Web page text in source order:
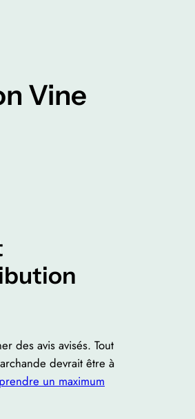
Vine
des avis avisés. Tout
devrait être à
un maximum